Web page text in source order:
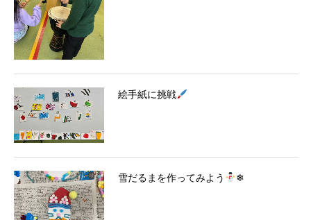
絵手紙に挑戦
雪だるまを作ってみよう ❄